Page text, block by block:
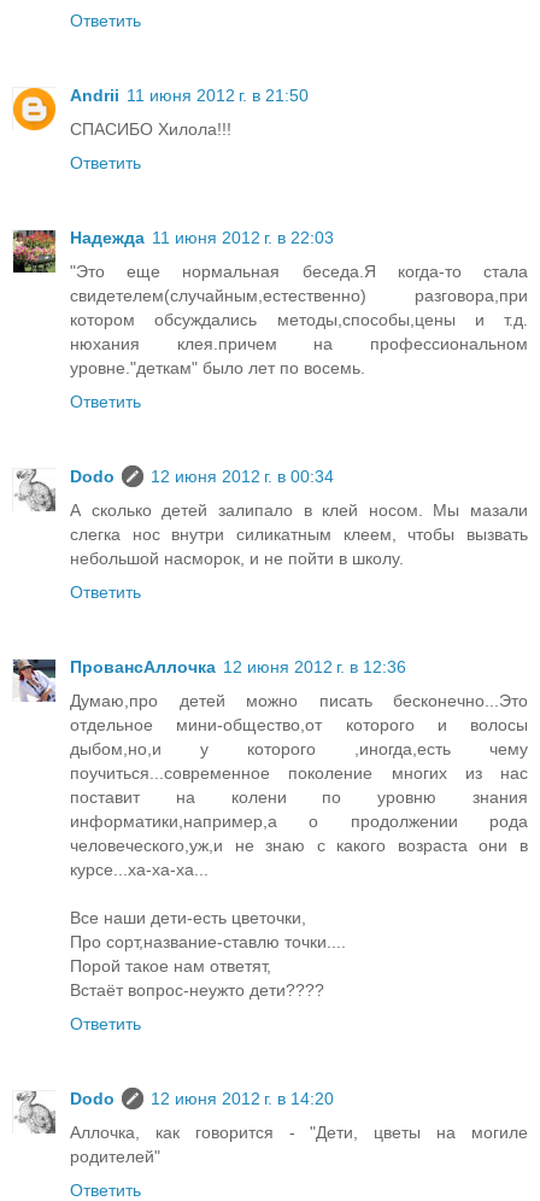
Ответить
Andrii 11 июня 2012 г. в 21:50
СПАСИБО Хилола!!!
Ответить
Надежда 11 июня 2012 г. в 22:03
"Это еще нормальная беседа.Я когда-то стала
свидетелем(случайным,естественно) разговора,при
котором обсуждались методы,способы,цены и т.д.
нюхания клея.причем на профессиональном
уровне."деткам" было лет по восемь.
Ответить
Dodo
12 июня 2012 г. в 00:34
А сколько детей залипало в клей носом. Мы мазали
слегка нос внутри силикатным клеем, чтобы вызвать
небольшой насморок, и не пойти в школу.
Ответить
ПровансАллочка 12 июня 2012 г. в 12:36
Думаю,про детей можно писать бесконечно...Это
отдельное мини-общество,от которого и волосы
дыбом,но,и у которого ,иногда,есть чему
поучиться...современное поколение многих из нас
поставит на колени по уровню знания
информатики,например,а о продолжении рода
человеческого,уж,и не знаю с какого возраста они в
курсе...ха-ха-ха...
Все наши дети-есть цветочки,
Про сорт,название-ставлю точки....
Порой такое нам ответят,
Встаёт вопрос-неужто дети????
Ответить
Dodo
12 июня 2012 г. в 14:20
Аллочка, как говорится - "Дети, цветы на могиле
родителей"
Ответить